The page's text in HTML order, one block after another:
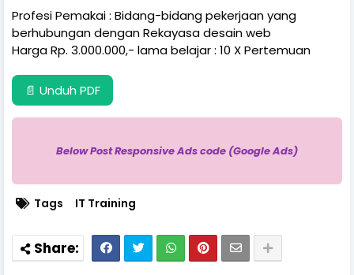
Profesi Pemakai : Bidang-bidang pekerjaan yang
berhubungan dengan Rekayasa desain web
Harga Rp. 3.000.000,- lama belajar : 10 X Pertemuan
📄 Unduh PDF
Below Post Responsive Ads code (Google Ads)
Tags IT Training